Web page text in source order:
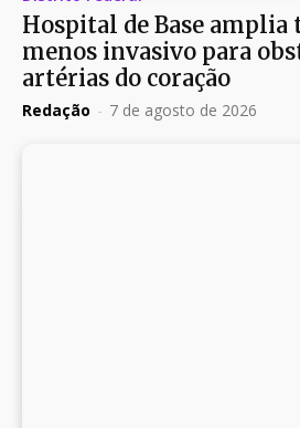
Hospital de Base
menos invasivo para
artérias do coração
Redação - 7 de agosto de 2026